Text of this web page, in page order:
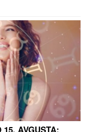
i ODREKLA SE
KO MOŽE:
stigla u
KAKVE
- najređe je
a baš joj
model koji
se vratila